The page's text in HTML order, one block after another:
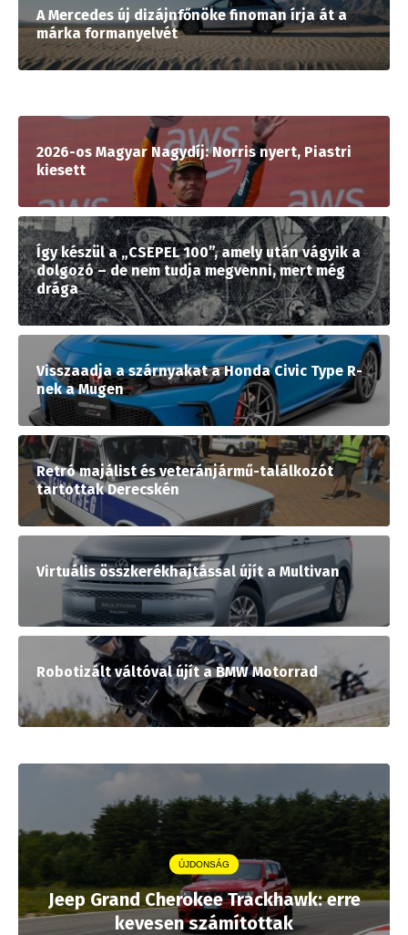
A Mercedes új dizájnfőnöke finoman írja át a
márka formanyelvét
2026-os Magyar Nagydíj: Norris nyert, Piastri
kiesett
Így készül a „CSEPEL 100”, amely után vágyik a
dolgozó – de nem tudja megvenni, mert még
drága
Visszaadja a szárnyakat a Honda Civic Type R-
nek a Mugen
Retró majálist és veteránjármű-találkozót
tartottak Derecskén
Virtuális összkerékhajtással újít a Multivan
Robotizált váltóval újít a BMW Motorrad
ÚJDONSÁG
Jeep Grand Cherokee Trackhawk: erre
kevesen számítottak